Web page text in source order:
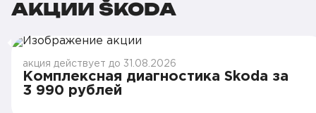
АКЦИИ ŠKODA
акция действует до 31.08.2026
Комплексная диагностика Skoda за
3 990 рублей